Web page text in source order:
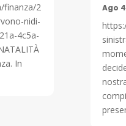
finanza/2
nidi-
4c5a-
In
Ago